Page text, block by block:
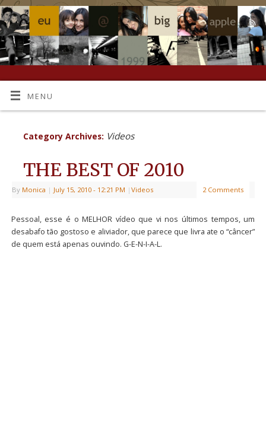
MENU
Category Archives: Videos
THE BEST OF 2010
By Monica | July 15, 2010 - 12:21 PM | Videos 2 Comments
Pessoal, esse é o MELHOR vídeo que vi nos últimos tempos, um
desabafo tão gostoso e aliviador, que parece que livra ate o “câncer”
de quem está apenas ouvindo. G-E-N-I-A-L.